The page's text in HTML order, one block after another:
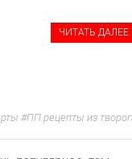
ЧИТАТЬ ДАЛЕЕ
ПП рецепты из